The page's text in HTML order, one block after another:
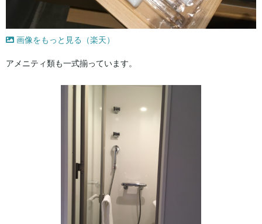
画像をもっと見る（楽天）
アメニティ類も一式揃っています。